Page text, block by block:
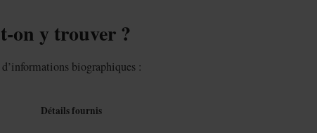
on y trouver ?
biographiques :
Détails fournis